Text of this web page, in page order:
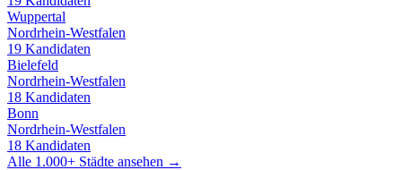
Wuppertal
Nordrhein-Westfalen
19 Kandidaten
Bielefeld
Nordrhein-Westfalen
18 Kandidaten
Bonn
Nordrhein-Westfalen
18 Kandidaten
Alle 1.000+ Städte ansehen →